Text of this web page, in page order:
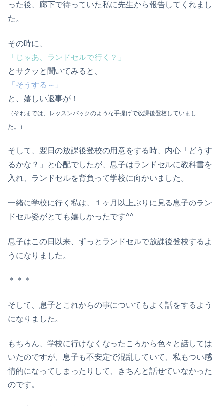
った後、廊下で待っていた私に先生から報告してくれまし
た。
その時に、
「じゃあ、ランドセルで行く？」
とサクッと聞いてみると、
「そうする～」
と、嬉しい返事が！
（それまでは、レッスンバックのような手提げで放課後登校していまし
た。）
そして、翌日の放課後登校の用意をする時、内心「どうす
るかな？」と心配でしたが、息子はランドセルに教科書を
入れ、ランドセルを背負って学校に向かいました。
一緒に学校に行く私は、１ヶ月以上ぶりに見る息子のラン
ドセル姿がとても嬉しかったです^^
息子はこの日以来、ずっとランドセルで放課後登校するよ
うになりました。
＊＊＊
そして、息子とこれからの事についてもよく話をするよう
になりました。
もちろん、学校に行けなくなったころから色々と話しては
いたのですが、息子も不安定で混乱していて、私もつい感
情的になってしまったりして、きちんと話せていなかった
のです。